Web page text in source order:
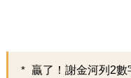
贏了！謝金河列2